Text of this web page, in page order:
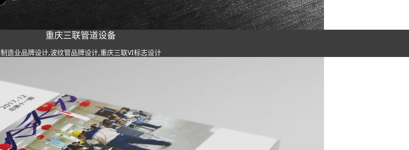
重庆三联管道设备
制造业品牌设计,波纹管品牌设计,重庆三联VI标志设计